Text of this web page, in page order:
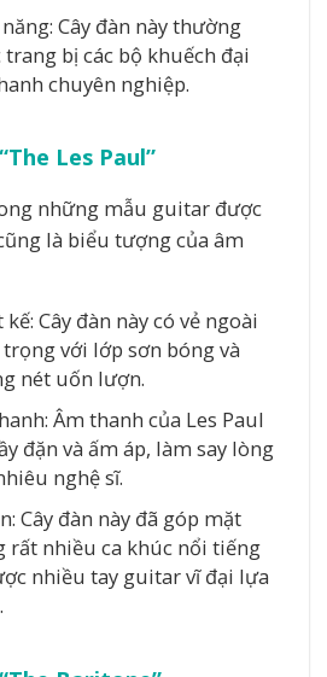
Cây đàn này thường
trang bị các bộ khuếch đại
chuyên nghiệp.
Les Paul”
những mẫu guitar được
là biểu tượng của âm
Cây đàn này có vẻ ngoài
với lớp sơn bóng và
nét uốn lượn.
Âm thanh của Les Paul
đặn và ấm áp, làm say lòng
nghệ sĩ.
Cây đàn này đã góp mặt
rất nhiều ca khúc nổi tiếng
nhiều tay guitar vĩ đại lựa